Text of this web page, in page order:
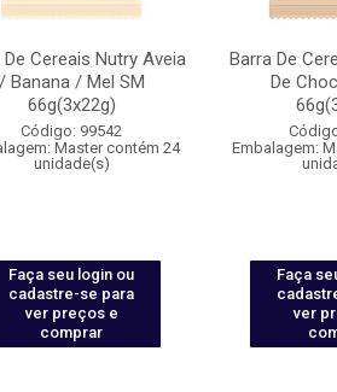
De Cereais Nutry Aveia
/ Banana / Mel SM
66g(3x22g)
Código: 99542
Master contém 24
unidade(s)
Faça seu login ou
cadastre-se para
ver preços e
comprar
Barra De
De
Embalagem:
Faça
ver